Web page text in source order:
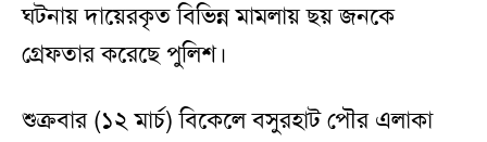
ঘটনায় দায়েরকৃত বিভিন্ন মামলায় ছয় জনকে
গ্রেফতার করেছে পুলিশ।
শুক্রবার (১২ মার্চ) বিকেলে বসুরহাট পৌর এলাকা